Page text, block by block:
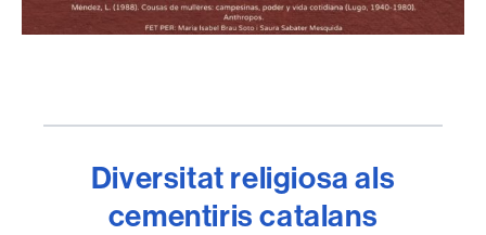
Diversitat religiosa als
cementiris catalans